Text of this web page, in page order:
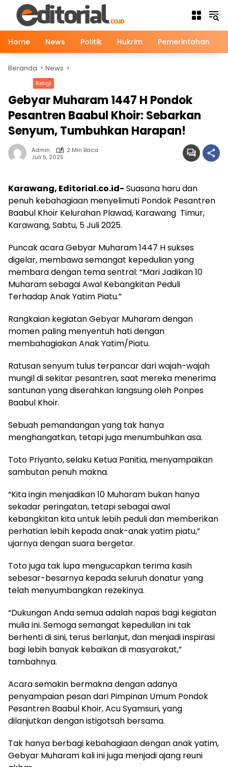
Langsung
konten
Home
News Politik Hukrim Pemerintahan
Beranda News
Religi
Gebyar Muharam 1447 H Pondok
Pesantren Baabul Khoir: Sebarkan
Senyum, Tumbuhkan Harapan!
Admin
2 Min Baca
Juli 5, 2025
Karawang, Editorial.co.id- Suasana haru dan
penuh kebahagiaan menyelimuti Pondok Pesantren
Baabul Khoir Kelurahan Plawad, Karawang Timur,
Karawang, Sabtu, 5 Juli 2025.
Puncak acara Gebyar Muharam 1447 H sukses
digelar, membawa semangat kepedulian yang
membara dengan tema sentral: “Mari Jadikan 10
Muharam sebagai Awal Kebangkitan Peduli
Terhadap Anak Yatim Piatu.”
Rangkaian kegiatan Gebyar Muharam dengan
momen paling menyentuh hati dengan
membahagiakan Anak Yatim/Piatu.
Ratusan senyum tulus terpancar dari wajah-wajah
mungil di sekitar pesantren, saat mereka menerima
santunan yang diserahkan langsung oleh Ponpes
Baabul Khoir.
Sebuah pemandangan yang tak hanya
menghangatkan, tetapi juga menumbuhkan asa.
Toto Priyanto, selaku Ketua Panitia, menyampaikan
sambutan penuh makna.
“Kita ingin menjadikan 10 Muharam bukan hanya
sekadar peringatan, tetapi sebagai awal
kebangkitan kita untuk lebih peduli dan memberikan
perhatian lebih kepada anak-anak yatim piatu,”
ujarnya dengan suara bergetar.
Toto juga tak lupa mengucapkan terima kasih
sebesar-besarnya kepada seluruh donatur yang
telah menyumbangkan rezekinya.
“Dukungan Anda semua adalah napas bagi kegiatan
mulia ini. Semoga semangat kepedulian ini tak
berhenti di sini, terus berlanjut, dan menjadi inspirasi
bagi lebih banyak kebaikan di masyarakat,”
tambahnya.
Acara semakin bermakna dengan adanya
penyampaian pesan dari Pimpinan Umum Pondok
Pesantren Baabul Khoir, Acu Syamsuri, yang
dilanjutkan dengan istigotsah bersama.
Tak hanya berbagi kebahagiaan dengan anak yatim,
Gebyar Muharam kali ini juga menjadi ajang reuni